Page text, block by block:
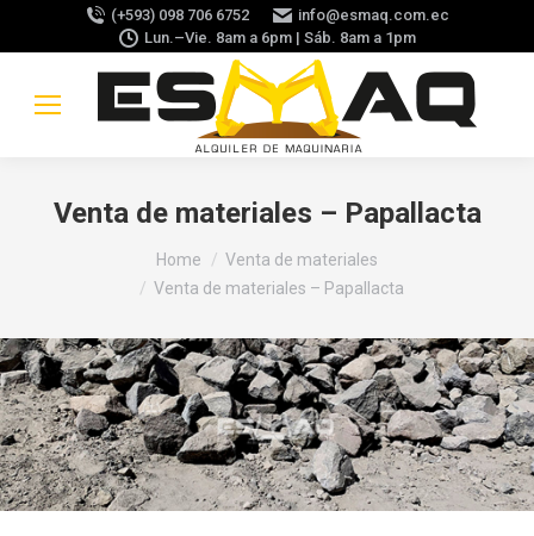
(+593) 098 706 6752
info@esmaq.com.ec
Lun.–Vie. 8am a 6pm | Sáb. 8am a 1pm
Venta de materiales – Papallacta
Home
Venta de materiales
Venta de materiales – Papallacta